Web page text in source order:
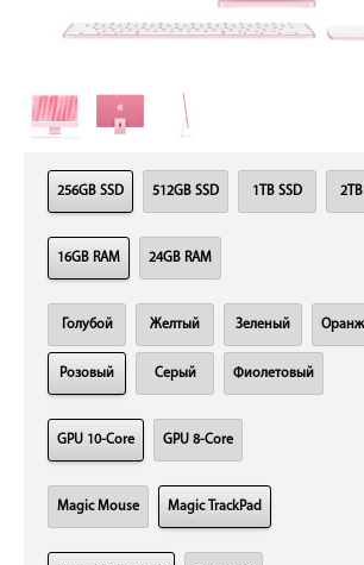
256GB SSD 512GB SSD 1TB SSD
16GB RAM 24GB RAM
Голубой Желтый Зеленый
Розовый Серый Фиолетовый
GPU 10-Core GPU 8-Core
Magic Mouse Magic TrackPad